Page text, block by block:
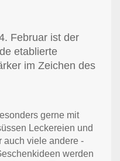
Februar ist der
etablierte
im Zeichen des
gerne mit
Leckereien und
auch viele andere -
werden